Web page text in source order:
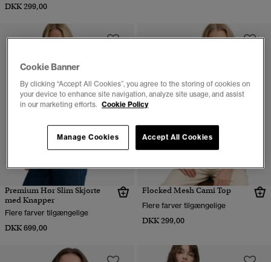
DKK 299,00
Premium Hør Slim Skjorte
med Knapper
Flere farver tilgængelige
DKK 699,00
Flocked Mesh Cami Top
Flere farver tilgængelige
DKK 299,00
Cookie Banner
By clicking “Accept All Cookies”, you agree to the storing of cookies on
your device to enhance site navigation, analyze site usage, and assist
in our marketing efforts. Cookie Policy
Accept All Cookies
Manage Cookies